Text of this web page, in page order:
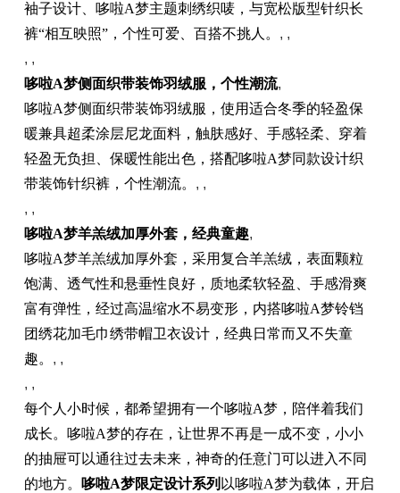
袖子设计、哆啦A梦主题刺绣织唛，与宽松版型针织长
裤“相互映照”，个性可爱、百搭不挑人。 , ,
, ,
哆啦A梦侧面织带装饰羽绒服，个性潮流,
哆啦A梦侧面织带装饰羽绒服，使用适合冬季的轻盈保
暖兼具超柔涂层尼龙面料，触肤感好、手感轻柔、穿着
轻盈无负担、保暖性能出色，搭配哆啦A梦同款设计织
带装饰针织裤，个性潮流。 , ,
, ,
哆啦A梦羊羔绒加厚外套，经典童趣,
哆啦A梦羊羔绒加厚外套，采用复合羊羔绒，表面颗粒
饱满、透气性和悬垂性良好，质地柔软轻盈、手感滑爽
富有弹性，经过高温缩水不易变形，内搭哆啦A梦铃铛
团绣花加毛巾绣带帽卫衣设计，经典日常而又不失童
趣。 , ,
, ,
每个人小时候，都希望拥有一个哆啦A梦，陪伴着我们
成长。哆啦A梦的存在，让世界不再是一成不变，小小
的抽屉可以通往过去未来，神奇的任意门可以进入不同
的地方。
哆啦A梦限定设计系列 以哆啦A梦为载体，开启